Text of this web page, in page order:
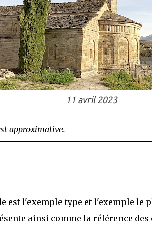
11 avril 2023
approximative.
est l'exemple type et l'exemple le
ainsi comme la référence